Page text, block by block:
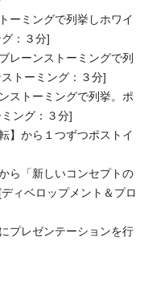
ーミングで列挙しホワイ
：３分]
レーンストーミングで列
トーミング：３分]
ストーミングで列挙。ポ
ング：３分]
】から１つずつポストイ
ら「新しいコンセプトの
ィベロップメント＆プロ
プレゼンテーションを行